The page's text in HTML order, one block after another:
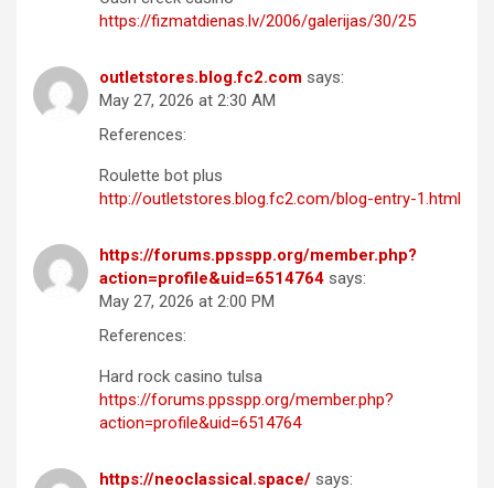
https://fizmatdienas.lv/2006/galerijas/30/25
outletstores.blog.fc2.com says:
May 27, 2026 at 2:30 AM
References:
Roulette bot plus
http://outletstores.blog.fc2.com/blog-entry-1.html
https://forums.ppsspp.org/member.php?
action=profile&uid=6514764 says:
May 27, 2026 at 2:00 PM
References:
Hard rock casino tulsa
https://forums.ppsspp.org/member.php?
action=profile&uid=6514764
https://neoclassical.space/ says: